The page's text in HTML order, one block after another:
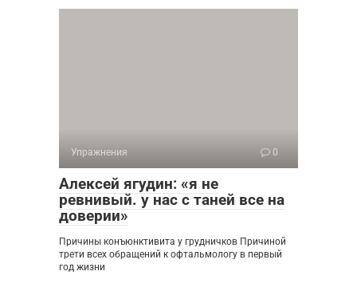
Упражнения 0
Алексей ягудин: «я не
ревнивый. у нас с таней все на
доверии»
Причины конъюнктивита у грудничков Причиной
трети всех обращений к офтальмологу в первый
год жизни